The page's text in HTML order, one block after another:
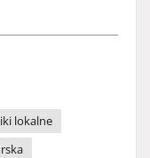
lokalne